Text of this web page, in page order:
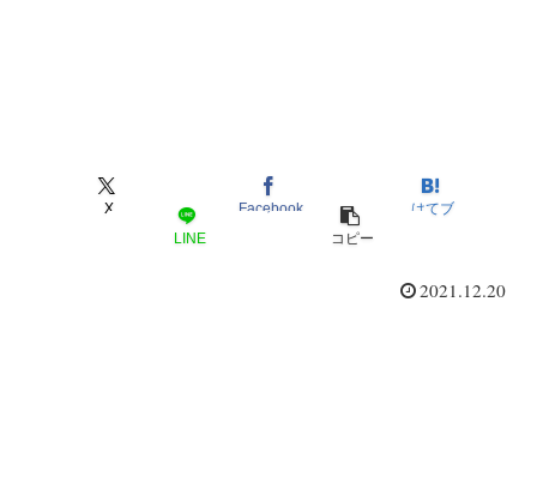
X Facebook
はてブ
LINE
コピー
2021.12.20